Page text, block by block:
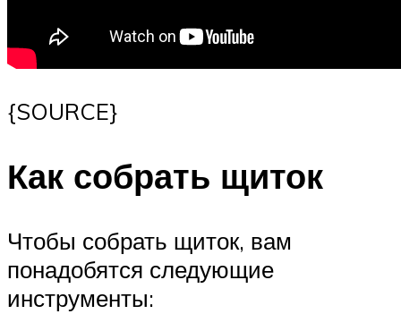
{SOURCE}
Как собрать щиток
Чтобы собрать щиток, вам
понадобятся следующие
инструменты: